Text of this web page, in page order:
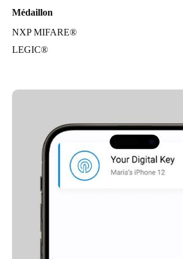
Médaillon
NXP MIFARE®
LEGIC®